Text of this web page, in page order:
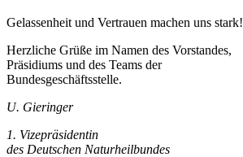
Gelassenheit und Vertrauen machen uns stark!
Herzliche Grüße im Namen des Vorstandes,
Präsidiums und des Teams der
Bundesgeschäftsstelle.
U. Gieringer
1. Vizepräsidentin
des Deutschen Naturheilbundes